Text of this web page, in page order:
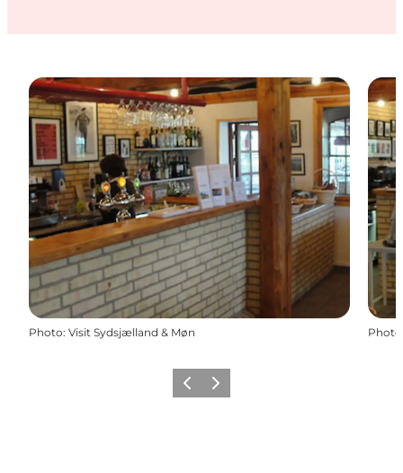
Photo: Visit Sydsjælland & Møn Photo
PrécédentSuivant